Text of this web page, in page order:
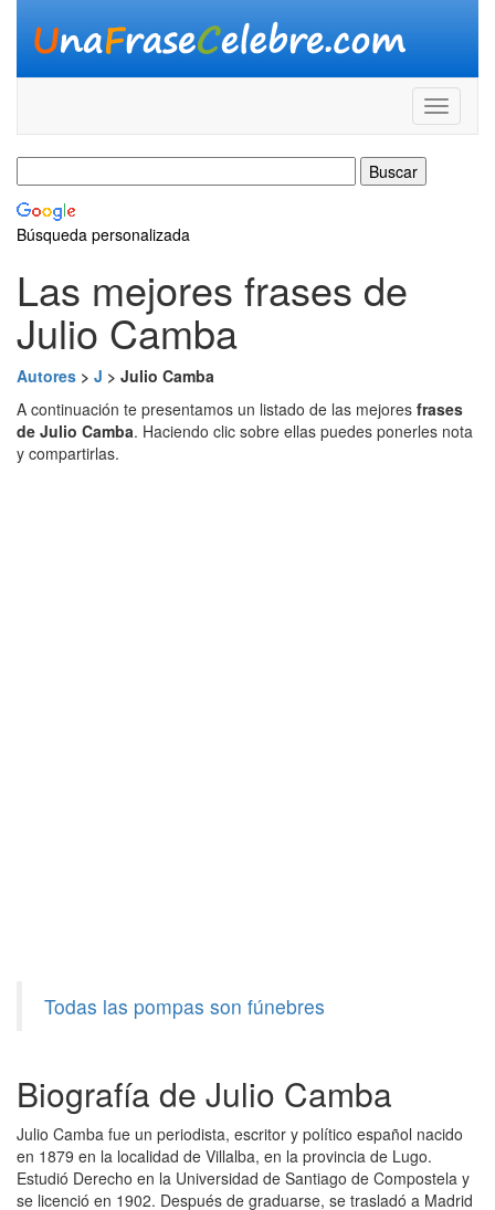
Búsqueda personalizada
Las mejores frases de
Julio Camba
Autores > J > Julio Camba
A continuación te presentamos un listado de las mejores frases
de Julio Camba. Haciendo clic sobre ellas puedes ponerles nota
y compartirlas.
Todas las pompas son fúnebres
Biografía de Julio Camba
Julio Camba fue un periodista, escritor y político español nacido
en 1879 en la localidad de Villalba, en la provincia de Lugo.
Estudió Derecho en la Universidad de Santiago de Compostela y
se licenció en 1902. Después de graduarse, se trasladó a Madrid